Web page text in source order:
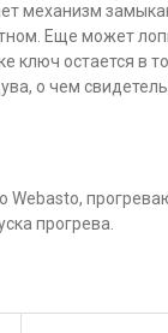
механизм
Еще может
ключ остается в
о чем
прогрева.